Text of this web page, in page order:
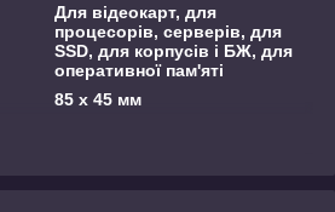
Для відеокарт, для
процесорів, серверів, для
SSD, для корпусів і БЖ, для
оперативної пам'яті
85 х 45 мм